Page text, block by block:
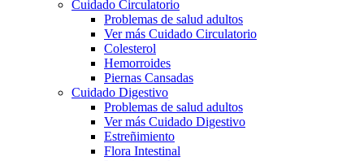
Cuidado Circulatorio
Problemas de salud adultos
Ver más Cuidado Circulatorio
Colesterol
Hemorroides
Piernas Cansadas
Cuidado Digestivo
Problemas de salud adultos
Ver más Cuidado Digestivo
Estreñimiento
Flora Intestinal